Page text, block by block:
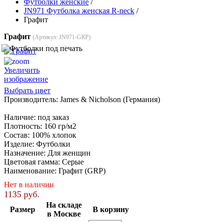
Футболки женские /
JN971 Футболка женская R-neck /
Графит
Графит (Артикул: JN971-GRP)
Увеличить
изображение
Выбрать цвет
Производитель: James & Nicholson (Германия)
Наличие: под заказ
Плотность: 160 гр/м2
Состав: 100% хлопок
Изделие: Футболки
Назначение: Для женщин
Цветовая гамма: Серые
Наименование: Графит (GRP)
Нет в наличии
1135 руб.
Размер
На складе
в Москве
В корзину